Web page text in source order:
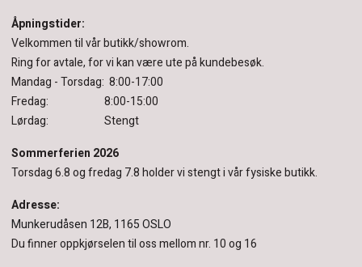
Åpningstider:
Velkommen til vår butikk/showrom.
Ring for avtale, for vi kan være ute på kundebesøk.
Mandag - Torsdag: 8:00-17:00
Fredag: 8:00-15:00
Lørdag: Stengt
Sommerferien 2026
Torsdag 6.8 og fredag 7.8 holder vi stengt i vår fysiske butikk.
Adresse:
Munkerudåsen 12B, 1165 OSLO
Du finner oppkjørselen til oss mellom nr. 10 og 16